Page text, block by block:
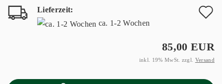
Lieferzeit:
ca. 1-2 Wochen
85,00 EUR
inkl. 19% MwSt. zzgl. Versand